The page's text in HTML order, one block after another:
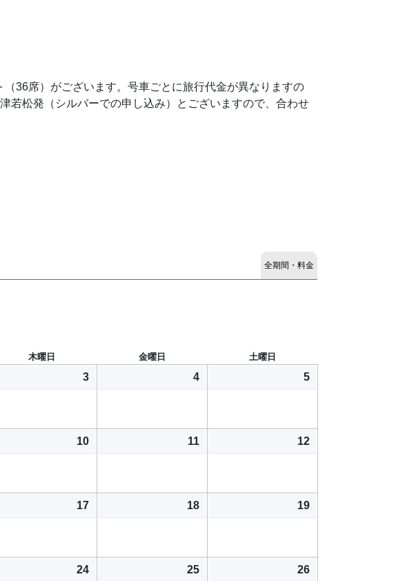
36席）がございます。号車ごとに旅行代金が異なりますの
若松発（シルバーでの申し込み）とございますので、合わせ
全期間・料金
木曜日 金曜日 土曜日
3 4 5
10 11 12
17 18 19
24 25 26